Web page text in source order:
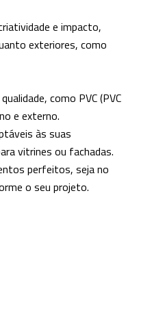
e impacto,
exteriores, como
como PVC (PVC
e externo.
às suas
vitrines ou fachadas.
perfeitos, seja no
o seu projeto.